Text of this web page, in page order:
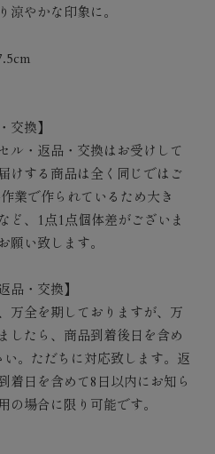
涼やかな印象に。
交換】
ル・返品・交換はお受けして
けする商品は全く同じではご
業で作られているため大き
ど、1点1点個体差がございま
願い致します。
品・交換】
万全を期しておりますが、万
したら、商品到着後日を含め
。ただちに対応致します。返
着日を含めて8日以内にお知ら
の場合に限り可能です。